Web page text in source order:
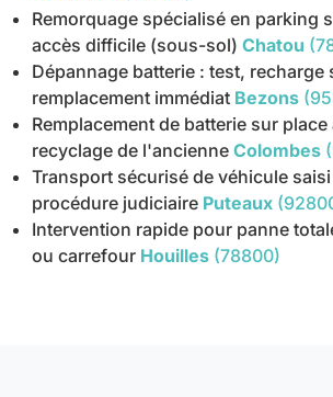
Remorquage spécialisé en parking
accès difficile (sous-sol) Chatou
Dépannage batterie : test, recharge
remplacement immédiat Bezons
Remplacement de batterie sur
recyclage de l'ancienne Colombes
Transport sécurisé de véhicule
procédure judiciaire Puteaux
Intervention rapide pour panne
ou carrefour Houilles (78800)